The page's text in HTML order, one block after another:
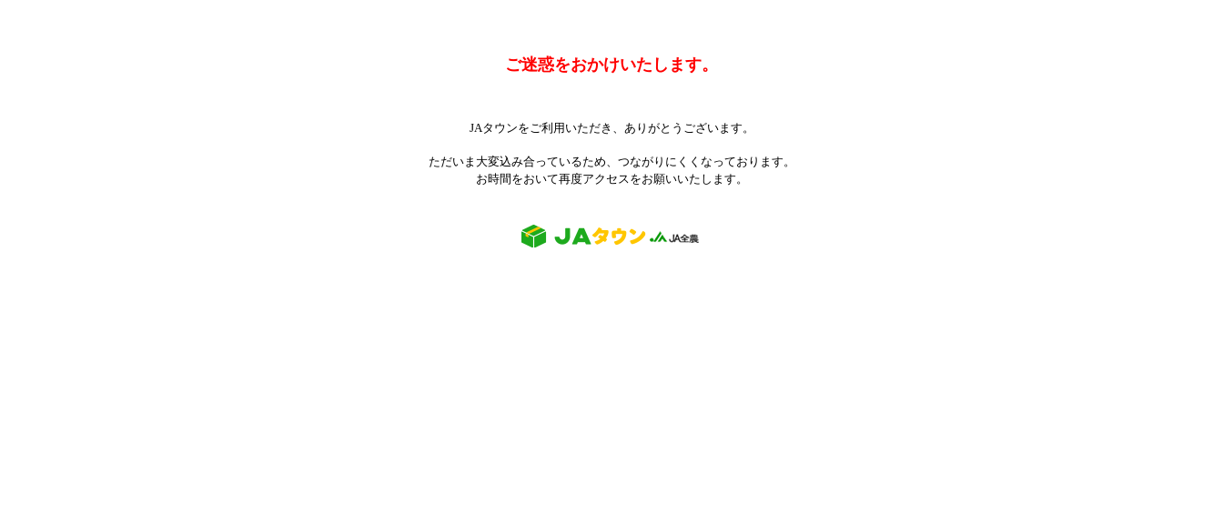
ご迷惑をおかけいたします。
JAタウンをご利用いただき、ありがとうございます。
ただいま大変込み合っているため、つながりにくくなっております。
お時間をおいて再度アクセスをお願いいたします。